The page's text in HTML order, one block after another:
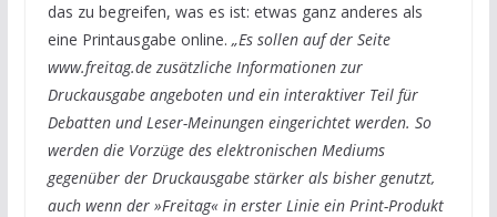
das zu begreifen, was es ist: etwas ganz anderes als
eine Printausgabe online. „Es sollen auf der Seite
www.freitag.de zusätzliche Informationen zur
Druckausgabe angeboten und ein interaktiver Teil für
Debatten und Leser-Meinungen eingerichtet werden. So
werden die Vorzüge des elektronischen Mediums
gegenüber der Druckausgabe stärker als bisher genutzt,
auch wenn der »Freitag« in erster Linie ein Print-Produkt